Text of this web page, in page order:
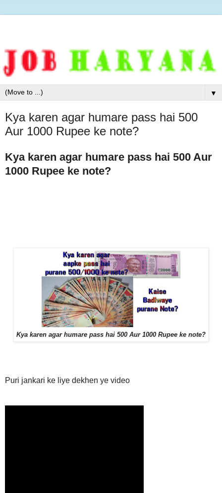
▼
Kya karen agar humare pass hai 500
Aur 1000 Rupee ke note?
Kya karen agar humare pass hai 500 Aur
1000 Rupee ke note?
Kya karen agar humare pass hai 500 Aur 1000 Rupee ke note?
Puri jankari ke liye dekhen ye video